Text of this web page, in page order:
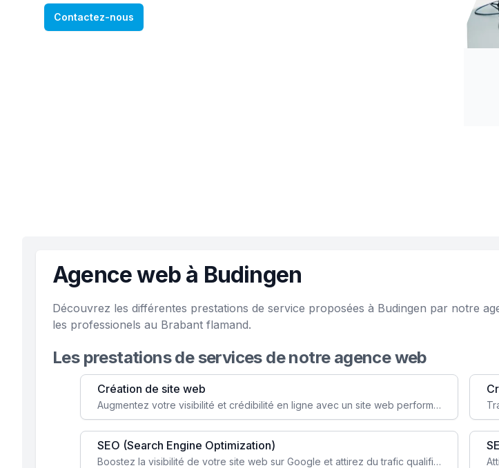
Contactez-nous
Agence web à Budingen
Découvrez les différentes prestations de service proposées à Budingen par notre
les professionels au Brabant flamand.
Les prestations de services de notre agence web
Création de site web
Augmentez votre visibilité et crédibilité en ligne avec un site web performant, conçu pour attirer plus de clients.
SEO (Search Engine Optimization)
Boostez la visibilité de votre site web sur Google et attirez du trafic qualifié grâce à nos stratégies SEO.